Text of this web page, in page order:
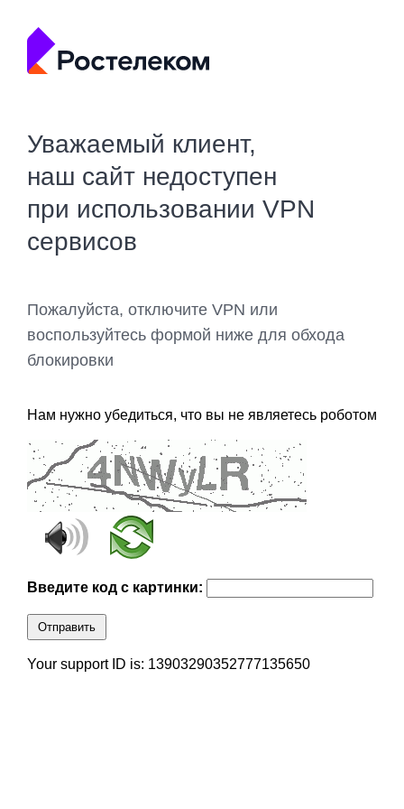
Уважаемый клиент,
наш сайт недоступен
при использовании VPN
сервисов
Пожалуйста, отключите VPN или
воспользуйтесь формой ниже для обхода
блокировки
Нам нужно убедиться, что вы не являетесь роботом
Введите код с картинки:
Отправить
Your support ID is: 13903290352777135650